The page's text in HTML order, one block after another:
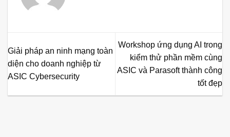
Giải pháp an ninh mạng toàn
diện cho doanh nghiệp từ
ASIC Cybersecurity
Workshop ứng dụng AI trong
kiểm thử phần mềm cùng
ASIC và Parasoft thành công
tốt đẹp